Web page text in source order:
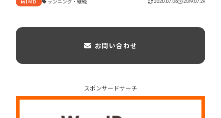
MIND
お問い合わせ
スポンサードサーチ